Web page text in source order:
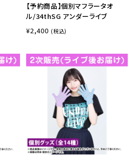
【予約商品】個別マフラータオ
ル/34thSG アンダーライブ
¥2,400 (税込)